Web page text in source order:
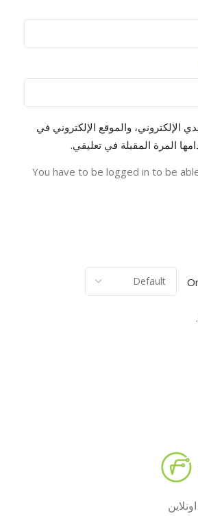
الإلكتروني، والموقع الإلكتروني في
المرة المقبلة في تعليقي.
You have to be logged in to be